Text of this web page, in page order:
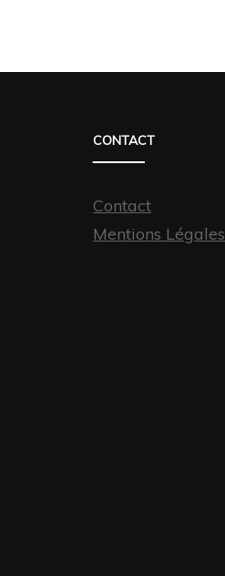
CONTACT
Contact
Mentions Légales